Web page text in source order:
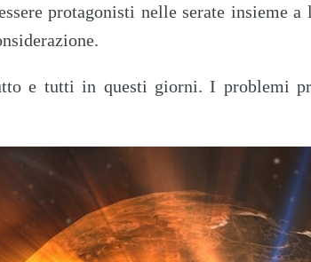
protagonisti nelle serate insieme a
e tutti in questi giorni. I problemi